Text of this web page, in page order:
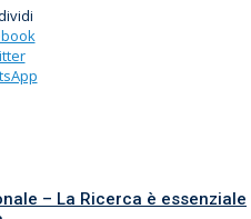
– La Ricerca è essenziale